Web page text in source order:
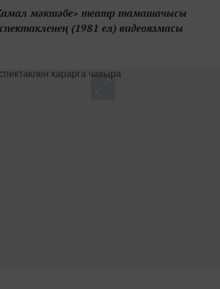
мәктәбе» театр тамашачысы
(1981 ел) видеоязмасы